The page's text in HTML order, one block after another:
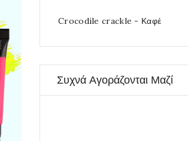
Crocodile crackle - Καφέ
Συχνά Αγοράζονται Μαζί